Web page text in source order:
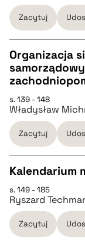
pobierz cytat
BIBTEX
pobierz cytat
Zacytuj
CZYSTY TEKST
pobierz cytat
BIBTEX
Organizacja
s. 139 - 148
Władysław
Zacytuj
CZYSTY TEKST
pobierz cytat
Kalendarium
s. 149 - 185
Ryszard
Zacytuj